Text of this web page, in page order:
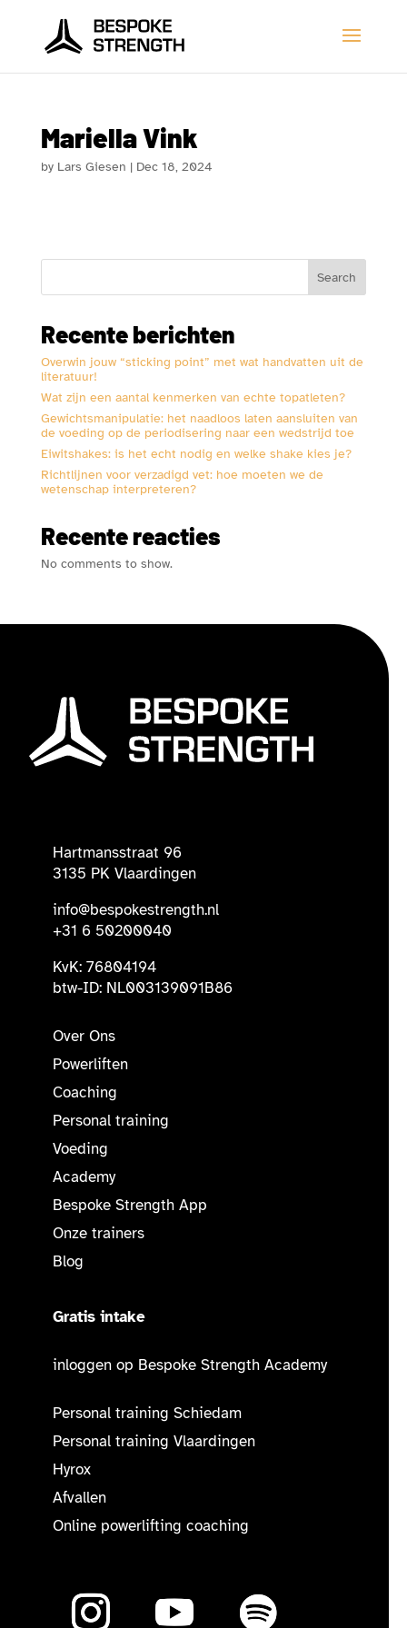
Mariella Vink
by Lars Giesen | Dec 18, 2024
Search
Recente berichten
Overwin jouw “sticking point” met wat handvatten uit de
literatuur!
Wat zijn een aantal kenmerken van echte topatleten?
Gewichtsmanipulatie: het naadloos laten aansluiten van
de voeding op de periodisering naar een wedstrijd toe
Eiwitshakes: is het echt nodig en welke shake kies je?
Richtlijnen voor verzadigd vet: hoe moeten we de
wetenschap interpreteren?
Recente reacties
No comments to show.
Hartmansstraat 96
3135 PK Vlaardingen
info@bespokestrength.nl
+31 6 50200040
KvK: 76804194
btw-ID: NL003139091B86
Over Ons
Powerliften
Coaching
Personal training
Voeding
Academy
Bespoke Strength App
Onze trainers
Blog
Gratis intake
inloggen op Bespoke Strength Academy
Personal training Schiedam
Personal training Vlaardingen
Hyrox
Afvallen
Online powerlifting coaching